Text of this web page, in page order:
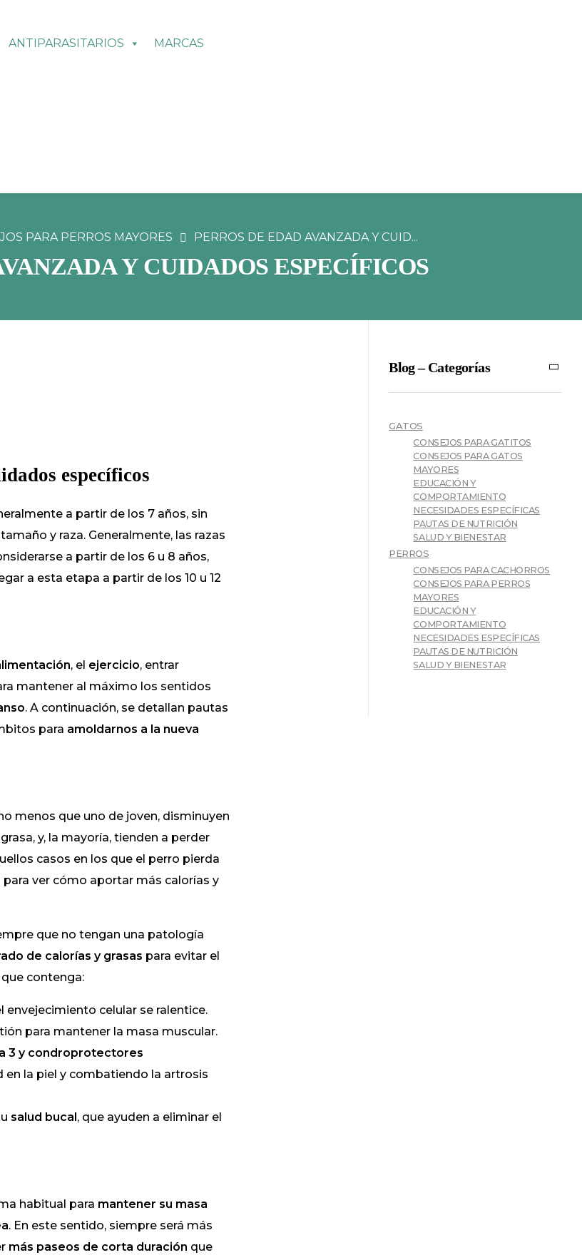
ANTIPARASITARIOS MARCAS
PARA PERROS MAYORES PERROS DE EDAD AVANZADA Y CUID...
Y CUIDADOS ESPECÍFICOS
específicos
a partir de los 7 años, sin
y raza. Generalmente, las razas
a partir de los 6 u 8 años,
a esta etapa a partir de los 10 u 12
, el ejercicio, entrar
mantener al máximo los sentidos
. A continuación, se detallan pautas
para amoldarnos a la nueva
menos que uno de joven, disminuyen
y, la mayoría, tienden a perder
casos en los que el perro pierda
ver cómo aportar más calorías y
que no tengan una patología
de calorías y grasas para evitar el
contenga:
envejecimiento celular se ralentice.
para mantener la masa muscular.
3 y condroprotectores
la piel y combatiendo la artrosis
salud bucal , que ayuden a eliminar el
habitual para mantener su masa
. En este sentido, siempre será más
más paseos de corta duración que
Blog – Categorías
GATOS
CONSEJOS PARA GATITOS
CONSEJOS PARA GATOS
MAYORES
EDUCACIÓN Y
COMPORTAMIENTO
NECESIDADES ESPECÍFICAS
PAUTAS DE NUTRICIÓN
SALUD Y BIENESTAR
PERROS
CONSEJOS PARA CACHORROS
CONSEJOS PARA PERROS
MAYORES
EDUCACIÓN Y
COMPORTAMIENTO
NECESIDADES ESPECÍFICAS
PAUTAS DE NUTRICIÓN
SALUD Y BIENESTAR